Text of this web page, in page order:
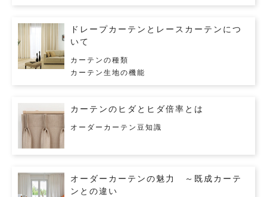
ドレープカーテンとレースカーテンにつ
いて
カーテンの種類
カーテン生地の機能
カーテンのヒダとヒダ倍率とは
オーダーカーテン豆知識
オーダーカーテンの魅力 ～既成カーテ
ンとの違い